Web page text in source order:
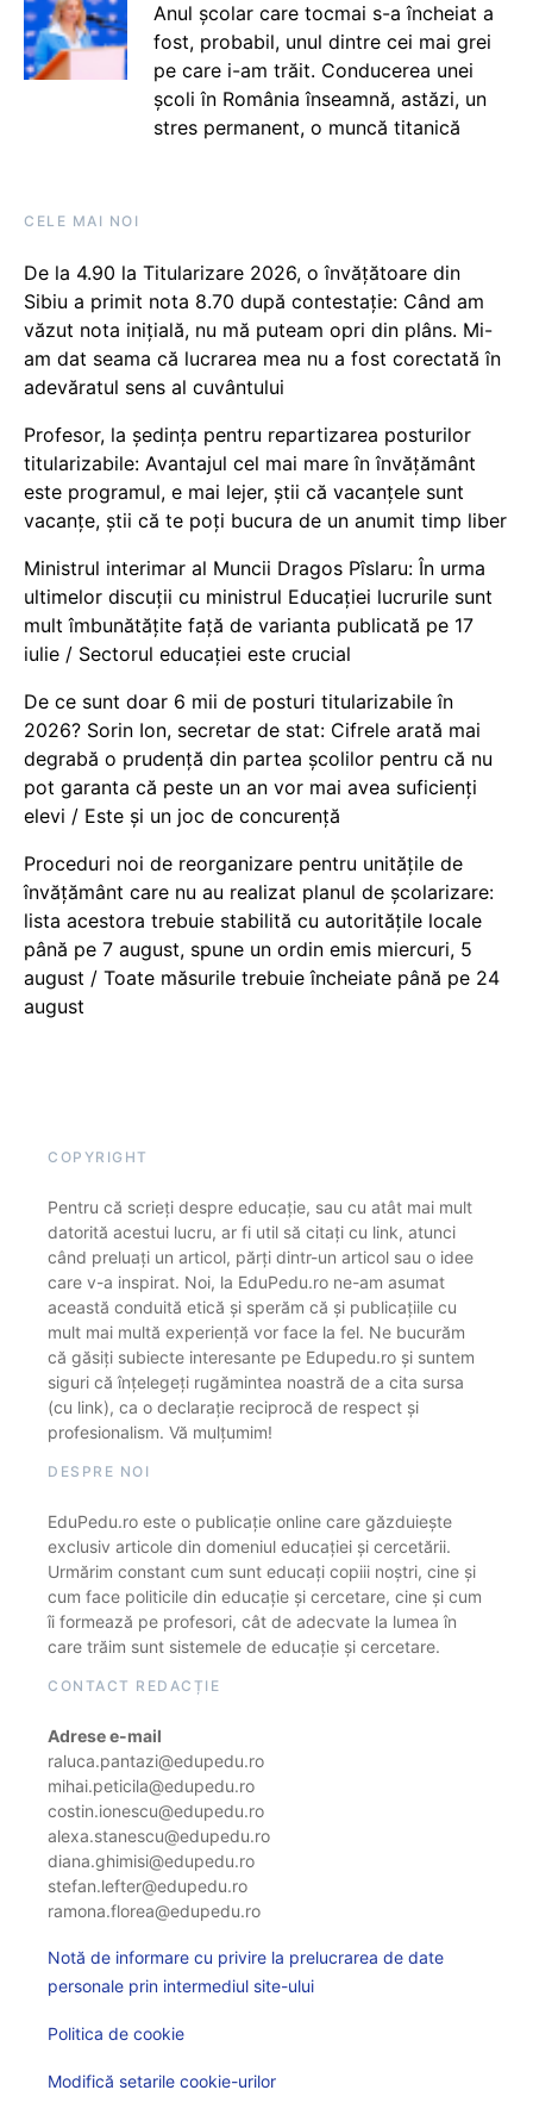
Anul școlar care tocmai s-a încheiat a
fost, probabil, unul dintre cei mai grei
pe care i-am trăit. Conducerea unei
școli în România înseamnă, astăzi, un
stres permanent, o muncă titanică
CELE MAI NOI
De la 4.90 la Titularizare 2026, o învățătoare din
Sibiu a primit nota 8.70 după contestație: Când am
văzut nota inițială, nu mă puteam opri din plâns. Mi-
am dat seama că lucrarea mea nu a fost corectată în
adevăratul sens al cuvântului
Profesor, la ședința pentru repartizarea posturilor
titularizabile: Avantajul cel mai mare în învățământ
este programul, e mai lejer, știi că vacanțele sunt
vacanţe, știi că te poți bucura de un anumit timp liber
Ministrul interimar al Muncii Dragos Pîslaru: În urma
ultimelor discuții cu ministrul Educației lucrurile sunt
mult îmbunătățite față de varianta publicată pe 17
iulie / Sectorul educației este crucial
De ce sunt doar 6 mii de posturi titularizabile în
2026? Sorin Ion, secretar de stat: Cifrele arată mai
degrabă o prudență din partea școlilor pentru că nu
pot garanta că peste un an vor mai avea suficienți
elevi / Este și un joc de concurență
Proceduri noi de reorganizare pentru unitățile de
învățământ care nu au realizat planul de școlarizare:
lista acestora trebuie stabilită cu autoritățile locale
până pe 7 august, spune un ordin emis miercuri, 5
august / Toate măsurile trebuie încheiate până pe 24
august
COPYRIGHT
Pentru că scrieți despre educație, sau cu atât mai mult
datorită acestui lucru, ar fi util să citați cu link, atunci
când preluați un articol, părți dintr-un articol sau o idee
care v-a inspirat. Noi, la EduPedu.ro ne-am asumat
această conduită etică și sperăm că și publicațiile cu
mult mai multă experiență vor face la fel. Ne bucurăm
că găsiți subiecte interesante pe Edupedu.ro și suntem
siguri că înțelegeți rugămintea noastră de a cita sursa
(cu link), ca o declarație reciprocă de respect și
profesionalism. Vă mulțumim!
DESPRE NOI
EduPedu.ro este o publicație online care găzduiește
exclusiv articole din domeniul educației și cercetării.
Urmărim constant cum sunt educați copiii noștri, cine și
cum face politicile din educație și cercetare, cine și cum
îi formează pe profesori, cât de adecvate la lumea în
care trăim sunt sistemele de educație și cercetare.
CONTACT REDACȚIE
Adrese e-mail
raluca.pantazi@edupedu.ro
mihai.peticila@edupedu.ro
costin.ionescu@edupedu.ro
alexa.stanescu@edupedu.ro
diana.ghimisi@edupedu.ro
stefan.lefter@edupedu.ro
ramona.florea@edupedu.ro
Notă de informare cu privire la prelucrarea de date
personale prin intermediul site-ului
Politica de cookie
Modifică setarile cookie-urilor